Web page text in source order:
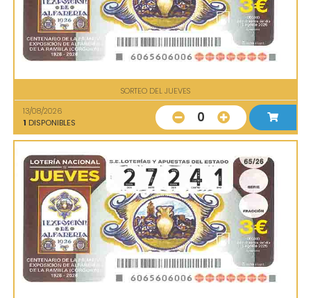
SORTEO DEL JUEVES
13/08/2026
1 DISPONIBLES 0